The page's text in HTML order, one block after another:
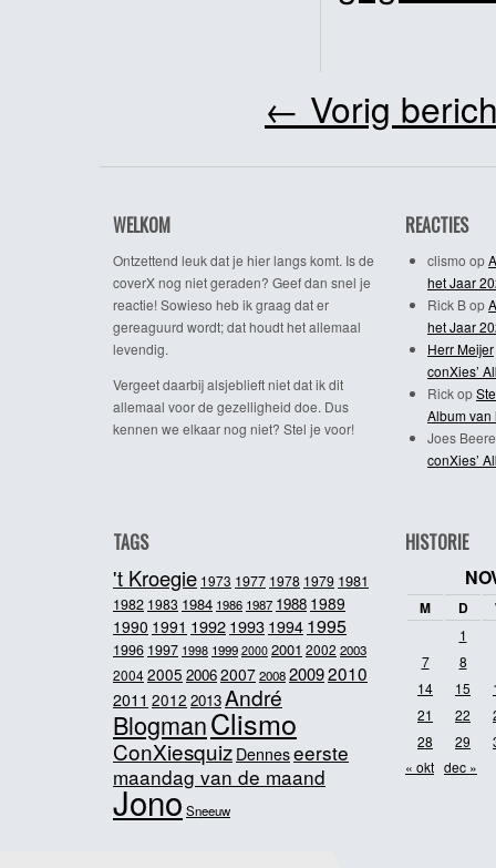
← Vorig
WELKOM
Ontzettend leuk dat je hier langs komt. Is de
coverX nog niet geraden? Geef dan snel je
reactie! Sowieso heb ik graag dat er
gereaguurd wordt; dat houdt het allemaal
levendig.
Vergeet daarbij alsjeblieft niet dat ik dit
allemaal voor de gezelligheid doe. Dus
kennen we elkaar nog niet? Stel je voor!
REACTIES
clismo op
het Jaar
Rick Bop
het Jaar
Herr Meijer
conXies’
Rickop
Album van
Joes
conXies’
TAGS
't Kroegie 1973 1977 1978 1979 1981
1982 1983 1984 1986 1987 1988 1989
1990 1991 19921993 1994 1995
1996 1997 1998 1999 2000 2001 2002 2003
20042005 20062007200820092010
2011 2012 2013André
BlogmanClismo
ConXiesquiz Denneseerste
maandag van de maand
JonoSneeuw
HISTORIE
M D
1
7
8
14
15
21
22
28
29
« okt dec »